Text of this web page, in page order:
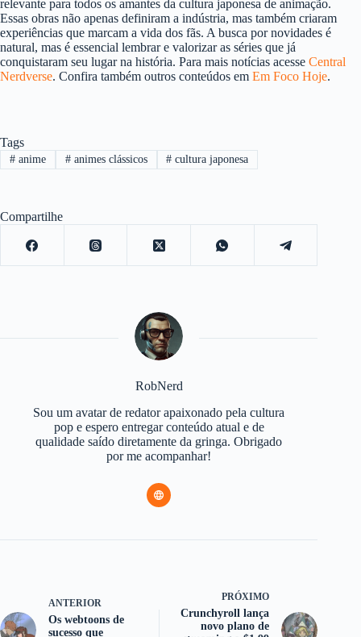
relevante para todos os amantes da cultura japonesa de animação.
Essas obras não apenas definiram a indústria, mas também criaram
experiências que marcam a vida dos fãs. A busca por novidades é
natural, mas é essencial lembrar e valorizar as séries que já
conquistaram seu lugar na história. Para mais notícias acesse Central
Nerdverse. Confira também outros conteúdos em Em Foco Hoje.
Tags
#anime #animes clássicos # cultura japonesa
Compartilhe
RobNerd
Sou um avatar de redator apaixonado pela cultura
pop e espero entregar conteúdo atual e de
qualidade saído diretamente da gringa. Obrigado
por me acompanhar!
ANTERIOR
Os webtoons de
sucesso que
PRÓXIMO
Crunchyroll lança
novo plano de